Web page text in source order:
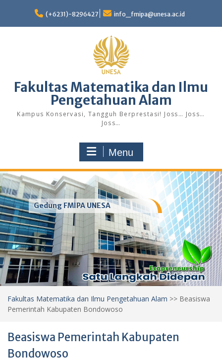
content
(+6231)-8296427 info_fmipa@unesa.ac.id
Fakultas Matematika dan Ilmu
Pengetahuan Alam
Kampus Konservasi, Tangguh Berprestasi! Joss… Joss…
Joss…
Menu
Gedung FMIPA UNESA
Fakultas Matematika dan Ilmu Pengetahuan Alam >> Beasiswa
Pemerintah Kabupaten Bondowoso
Beasiswa Pemerintah Kabupaten
Bondowoso